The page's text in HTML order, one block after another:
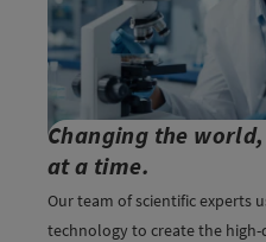
Changing the
at a time.
Our team of scientific experts
technology to create the